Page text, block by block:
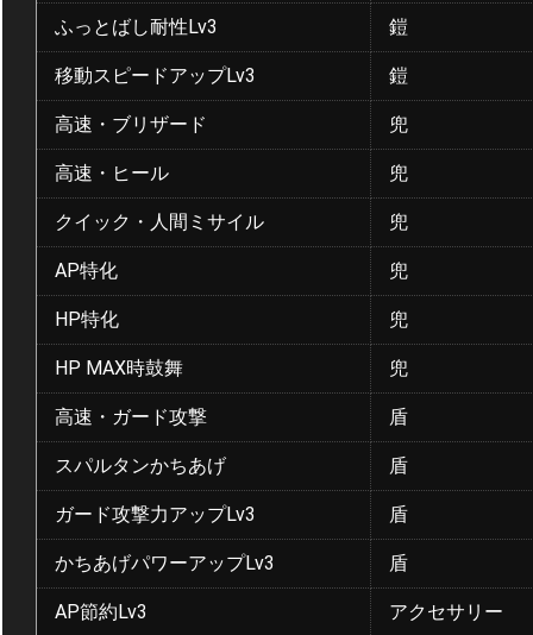
ふっとばし耐性Lv3 鎧
移動スピードアップLv3 鎧
高速・ブリザード 兜
高速・ヒール 兜
クイック・人間ミサイル 兜
AP特化 兜
HP特化 兜
HP MAX時鼓舞 兜
高速・ガード攻撃 盾
スパルタンかちあげ 盾
ガード攻撃力アップLv3 盾
かちあげパワーアップLv3 盾
AP節約Lv3 アクセサリー